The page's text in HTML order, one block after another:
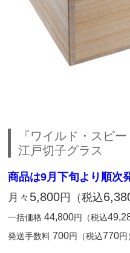
『ワイルド・スピ
江戸切子グラス
商品は9月下旬より順次
月々 5,800円（税込
一括価格44,800円（税込
発送手数料 700円（税込770円